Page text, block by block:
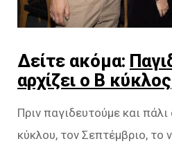
Δείτε ακόμα:
αρχίζει ο Β κύκλος
Πριν παγιδευτούμε και
κύκλου, τον Σεπτέμβριο, το